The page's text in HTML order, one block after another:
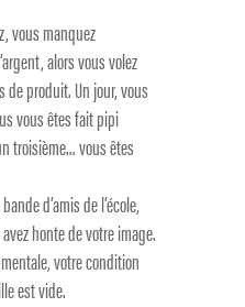
vous manquez
alors vous volez
produit. Un jour, vous
vous êtes fait pipi
troisième… vous êtes
d’amis de l’école,
honte de votre image.
votre condition
est vide.